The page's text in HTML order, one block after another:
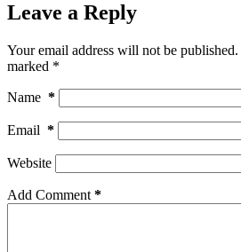
Leave a Reply
Your email address will not be published.
marked *
Name *
Email *
Website
Add Comment *